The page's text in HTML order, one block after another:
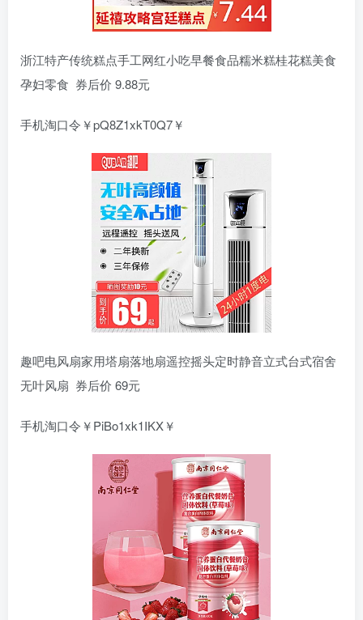
浙江特产传统糕点手工网红小吃早餐食品糯米糕桂花糕美食
孕妇零食 券后价 9.88元
手机淘口令￥pQ8Z1xkT0Q7￥
趣吧电风扇家用塔扇落地扇遥控摇头定时静音立式台式宿舍
无叶风扇 券后价 69元
手机淘口令￥PiBo1xk1IKX￥